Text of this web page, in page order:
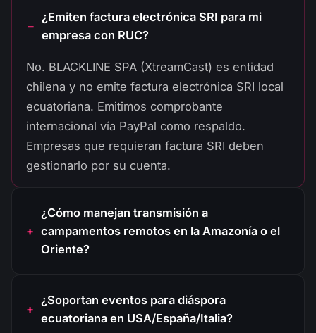
¿Emiten factura electrónica SRI para mi
empresa con RUC?
No. BLACKLINE SPA (XtreamCast) es entidad
chilena y no emite factura electrónica SRI local
ecuatoriana. Emitimos comprobante
internacional vía PayPal como respaldo.
Empresas que requieran factura SRI deben
gestionarlo por su cuenta.
¿Cómo manejan transmisión a
campamentos remotos en la Amazonía o el
Oriente?
¿Soportan eventos para diáspora
ecuatoriana en USA/España/Italia?